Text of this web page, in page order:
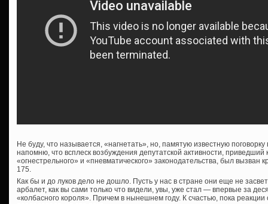
Не буду, что называется, «нагнетать», но, памятую известную
напомню, что всплеск возбуждения депутатской активности, приведший
«огнестрельного» и «пневматического» законодательства, был
175.
Как бы и до луков дело не дошло. Пусть у нас в стране они еще не
арбалет, как вы сами только что видели, увы, уже стал — впервые за
«колбасного короля». Причем в нынешнем году. К счастью, пока